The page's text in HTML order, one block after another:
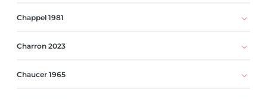
Chappel 1981
Charron 2023
Chaucer 1965